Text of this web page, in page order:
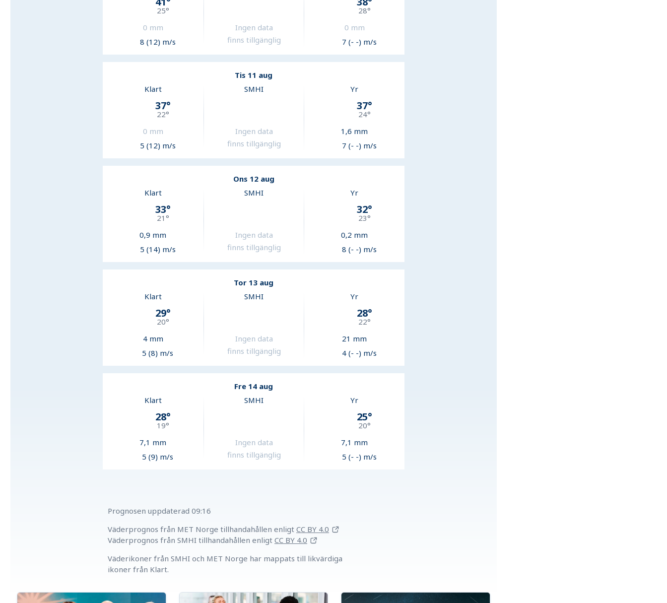
25°
0 mm
8 (12) m/s
Ingen data
finns tillgänglig
28°
0 mm
7 (- -) m/s
Tis 11 aug
Klart
37°
22°
0 mm
5 (12) m/s
SMHI
Ingen data
finns tillgänglig
Yr
37°
24°
1,6 mm
7 (- -) m/s
Ons 12 aug
Klart
33°
21 °
0,9 mm
5 (14) m/s
SMHI
Ingen data
finns tillgänglig
Yr
32°
23°
0,2 mm
8 (- -) m/s
Tor 13 aug
Klart
29°
20°
4mm
5 (8) m/s
SMHI
Ingen data
finns tillgänglig
Yr
28°
22°
21 mm
4 (- -) m/s
Fre 14 aug
Klart
28°
19°
7,1 mm
5 (9) m/s
SMHI
Ingen data
finns tillgänglig
Yr
25°
20°
7,1 mm
5 (- -) m/s
Prognosen uppdaterad 09:16
Väderprognos från MET Norge tillhandahållen enligt CC BY 4.0
Väderprognos från SMHI tillhandahållen enligt CC BY 4.0
Väderikoner från SMHI och MET Norge har mappats till likvärdiga
ikoner från Klart.